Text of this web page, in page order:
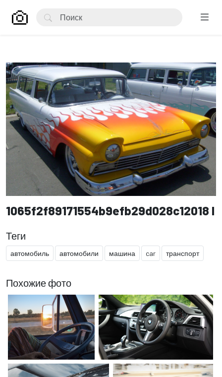
1065f2f89171554b9efb29d028c12018 l
Теги
автомобиль автомобили машина car транспорт
Похожие фото